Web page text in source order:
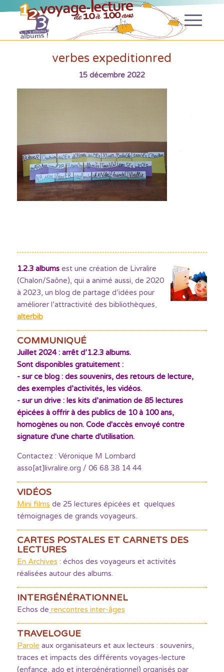
verbes expeditionred
15 décembre 2022
1.2.3 albumsest une création de Livralire
(Chalon/Saône), qui a animé aussi, de 2020
à 2023, un blog de partage d’idées pour
améliorer l’attractivité des bibliothèques,
alterbib
COMMUNIQUÉ
Juillet 2024 : arrêt d’1.2.3 albums.
Sont disponibles gratuitement :
- sur ce blog : des souvenirs, des retours de lecture,
des exemples d’activités, les vidéos.
- sur un drive : les kits d’animation de 85 lectures
épicées à offrir à des publics de 10 à 100 ans,
homogènes ou non. Code d'accès envoyé contre
signature d'une charte d'utilisation.
Contactez : Véronique M Lombard
asso[at]livralire.org / 06 68 38 14 44
VIDÉOS
Mini films de 25 lectures épicées et quelques
témoignages de grands voyageurs.
CARTES POSTALES ET CARNETS DES
LECTURES
En Archives : échos des voyageurs et activités
réalisées autour des albums.
INTERGÉNÉRATIONNEL
Echos de rencontres inter-âges
TRAVELOGUE
Parole aux organisateurs et aux lecteurs : souvenirs,
traces et impacts des différents voyages-lecture
(enfance, ado et intergénérationnel) organisés par